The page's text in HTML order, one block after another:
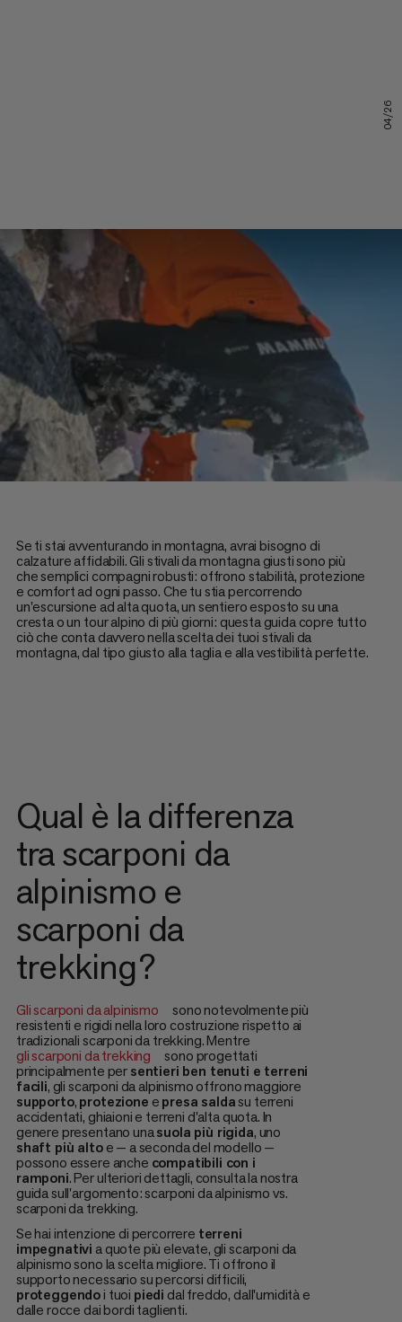
04/26
Se ti stai avventurando in montagna, avrai bisogno di
calzature affidabili. Gli stivali da montagna giusti sono più
che semplici compagni robusti: offrono stabilità, protezione
e comfort ad ogni passo. Che tu stia percorrendo
un'escursione ad alta quota, un sentiero esposto su una
cresta o un tour alpino di più giorni: questa guida copre tutto
ciò che conta davvero nella scelta dei tuoi stivali da
montagna, dal tipo giusto alla taglia e alla vestibilità perfette.
Qual è la differenza
tra scarponi da
alpinismo e
scarponi da
trekking?
Gli scarponi da alpinismo
sono notevolmente più
resistenti e rigidi nella loro costruzione rispetto ai
tradizionali scarponi da trekking. Mentre
gli scarponi da trekking
sono progettati
principalmente persentieri ben tenuti e terreni
facili, gli scarponi da alpinismo offrono maggiore
supporto,protezione epresa saldasu terreni
accidentati, ghiaioni e terreni d'alta quota. In
genere presentano unasuola più rigida, uno
shaft più altoe — a seconda del modello —
possono essere anche compatibili con i
ramponi. Per ulteriori dettagli, consulta la nostra
guida sull'argomento: scarponi da alpinismo vs.
scarponi da trekking.
Se hai intenzione di percorrere terreni
impegnativi a quote più elevate, gli scarponi da
alpinismo sono la scelta migliore. Ti offrono il
supporto necessario su percorsi difficili,
proteggendoi tuoi piedi dal freddo, dall'umidità e
dalle rocce dai bordi taglienti.